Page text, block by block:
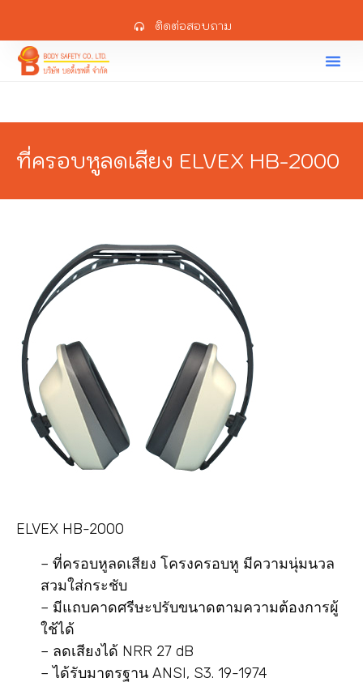
ติดต่อสอบถาม
ที่ครอบหูลดเสียง ELVEX HB-2000
ELVEX HB-2000
– ที่ครอบหูลดเสียง โครงครอบหู มีความนุ่มนวล
สวมใส่กระชับ
– มีแถบคาดศรีษะปรับขนาดตามความต้องการผู้
ใช้ได้
– ลดเสียงได้ NRR 27 dB
– ได้รับมาตรฐาน ANSI, S3. 19-1974